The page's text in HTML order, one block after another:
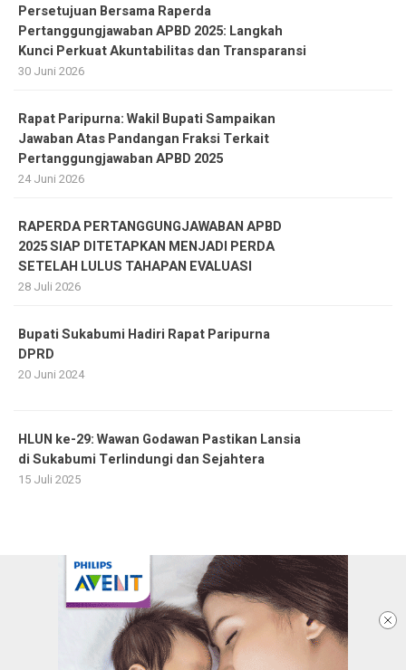
Persetujuan Bersama Raperda
Pertanggungjawaban APBD 2025: Langkah
Kunci Perkuat Akuntabilitas dan Transparansi
30 Juni 2026
Rapat Paripurna: Wakil Bupati Sampaikan
Jawaban Atas Pandangan Fraksi Terkait
Pertanggungjawaban APBD 2025
24 Juni 2026
RAPERDA PERTANGGUNGJAWABAN APBD
2025 SIAP DITETAPKAN MENJADI PERDA
SETELAH LULUS TAHAPAN EVALUASI
28 Juli 2026
Bupati Sukabumi Hadiri Rapat Paripurna
DPRD
20 Juni 2024
HLUN ke-29: Wawan Godawan Pastikan Lansia
di Sukabumi Terlindungi dan Sejahtera
15 Juli 2025